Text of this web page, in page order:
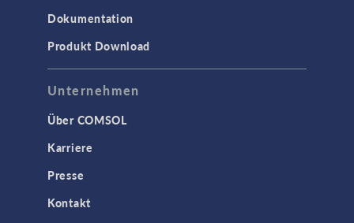
Dokumentation
Produkt Download
Unternehmen
Über COMSOL
Karriere
Presse
Kontakt